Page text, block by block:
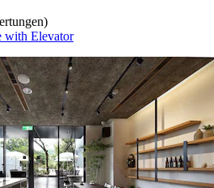
with Elevator